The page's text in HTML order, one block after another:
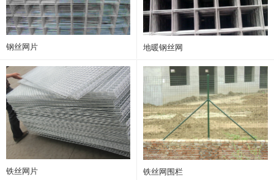
钢丝网片 地暖钢丝网
铁丝网片 铁丝网围栏